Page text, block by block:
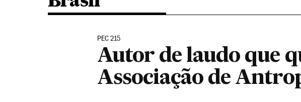
PEC 215
Autor de laudo que
Associação de